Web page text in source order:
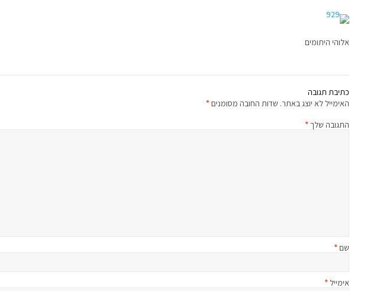
אלוהי היתומים
כתיבת תגובה
האימייל לא יוצג באתר. שדות החובה מסומנים*
התגובה שלך*
שם*
אימייל *